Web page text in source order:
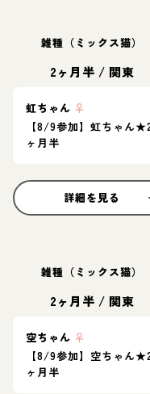
雑種（ミックス猫）
2ヶ月半 / 関東
虹ちゃん ♀
【8/9参加】虹ちゃん
ヶ月半
詳細を見る
雑種（ミックス猫）
2ヶ月半 / 関東
空ちゃん ♀
【8/9参加】空ちゃん
ヶ月半